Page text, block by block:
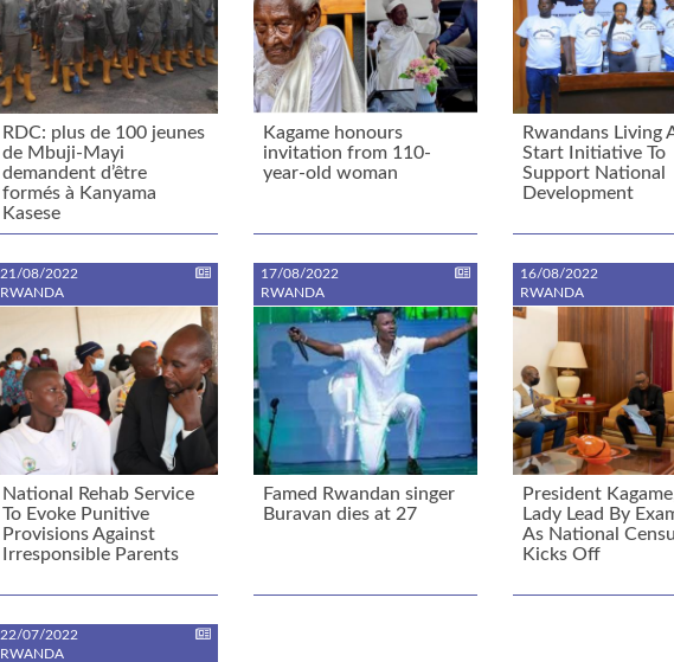
RDC: plus de 100 jeunes
de Mbuji-Mayi
demandent d’être
formés à Kanyama
Kasese
Kagame honours
invitation from 110-
year-old woman
Rwandans Living
Start Initiative To
Support National
Development
21/08/2022
RWANDA
National Rehab Service
To Evoke Punitive
Provisions Against
Irresponsible Parents
17/08/2022
RWANDA
Famed Rwandan singer
Buravan dies at 27
16/08/2022
RWANDA
President
Lady Lead By
As National
Kicks Off
22/07/2022
RWANDA